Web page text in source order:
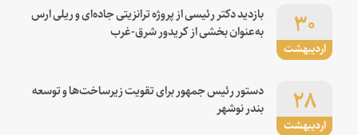
اردیبهشت
۳۰
بازدید دکتر رئیسی از پروژه ترانزیتی جاده‌ای و ریلی ارس
به‌عنوان بخشی از کریدور شرق-غرب
اردیبهشت
۲۸
دستور رئیس جمهور برای تقویت زیرساخت‌ها و توسعه
بندر نوشهر